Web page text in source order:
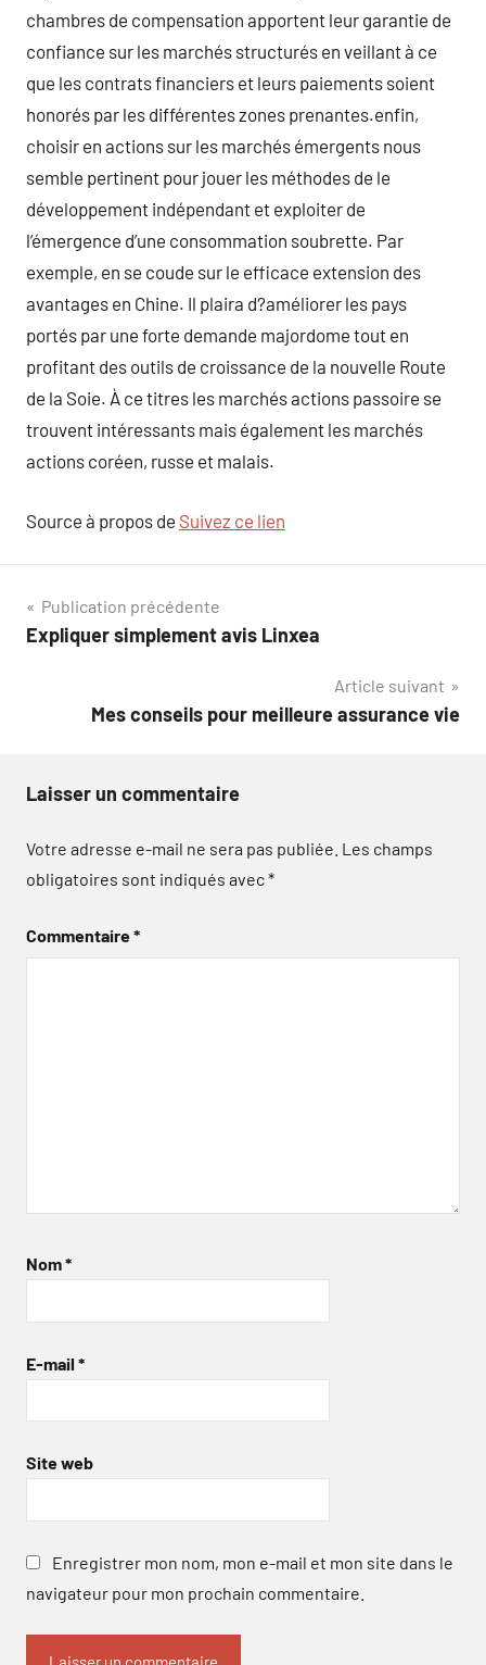
chambres de compensation apportent leur garantie de
confiance sur les marchés structurés en veillant à ce
que les contrats financiers et leurs paiements soient
honorés par les différentes zones prenantes.enfin,
choisir en actions sur les marchés émergents nous
semble pertinent pour jouer les méthodes de le
développement indépendant et exploiter de
l’émergence d’une consommation soubrette. Par
exemple, en se coude sur le efficace extension des
avantages en Chine. Il plaira d?améliorer les pays
portés par une forte demande majordome tout en
profitant des outils de croissance de la nouvelle Route
de la Soie. À ce titres les marchés actions passoire se
trouvent intéressants mais également les marchés
actions coréen, russe et malais.
Source à propos de Suivez ce lien
Navigation
de
Publication précédente
Expliquer simplement avis Linxea
Article suivant
Mes conseils pour meilleure assurance vie
Laisser un commentaire
Votre adresse e-mail ne sera pas publiée. Les champs
obligatoires sont indiqués avec*
Commentaire*
Nom*
E-mail *
Site web
Enregistrer mon nom, mon e-mail et mon site dans le
navigateur pour mon prochain commentaire.